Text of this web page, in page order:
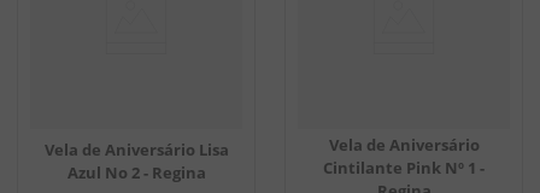
Vela de Aniversário Lisa
Azul No 2 - Regina
Vela de Aniversário
Cintilante Pink Nº 1 -